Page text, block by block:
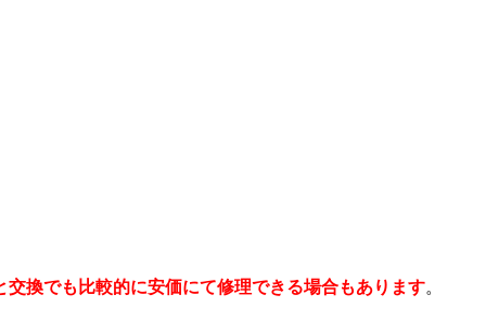
換でも比較的に安価にて修理できる場合もあります。